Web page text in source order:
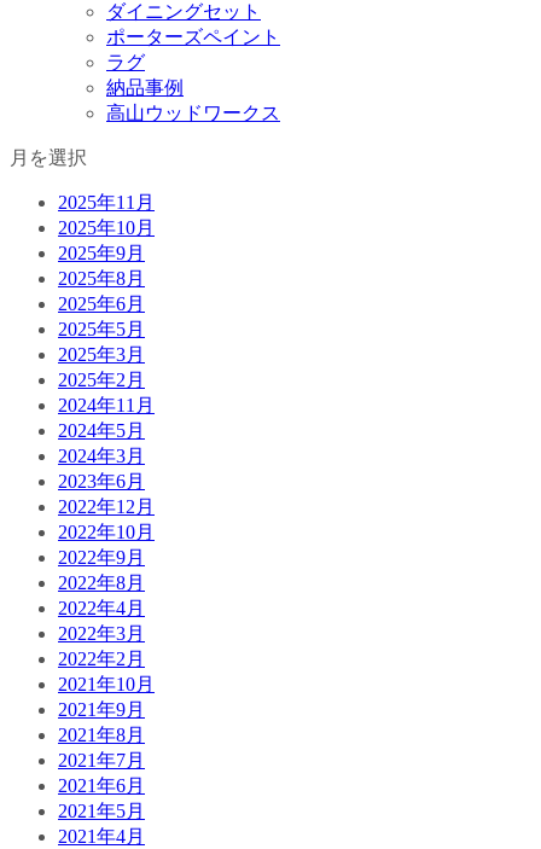
ダイニングセット
ポーターズペイント
ラグ
納品事例
高山ウッドワークス
月を選択
2025年11月
2025年10月
2025年9月
2025年8月
2025年6月
2025年5月
2025年3月
2025年2月
2024年11月
2024年5月
2024年3月
2023年6月
2022年12月
2022年10月
2022年9月
2022年8月
2022年4月
2022年3月
2022年2月
2021年10月
2021年9月
2021年8月
2021年7月
2021年6月
2021年5月
2021年4月